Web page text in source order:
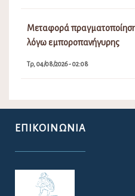
Μεταφορά
λόγω εμποροπανήγυρης
Τρ, 04/08/2026 - 02:08
ΕΠΙΚΟΙΝΩΝΊΑ